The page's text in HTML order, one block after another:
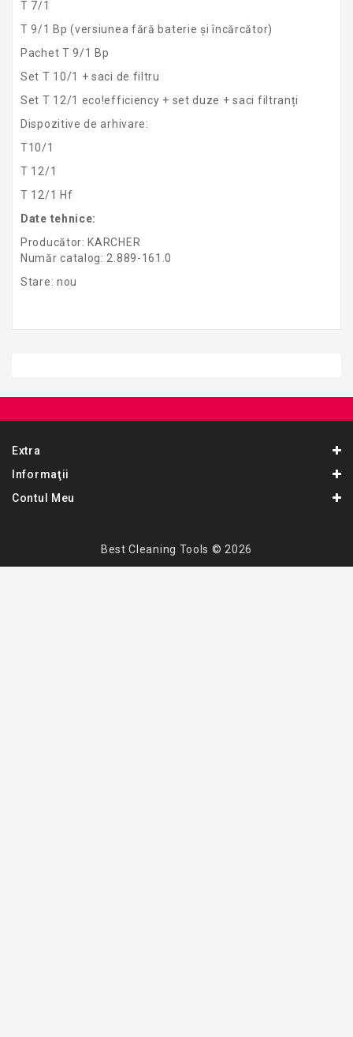
T 7/1
T 9/1 Bp (versiunea fără baterie și încărcător)
Pachet T 9/1 Bp
Set T 10/1 + saci de filtru
Set T 12/1 eco!efficiency + set duze + saci filtranți
Dispozitive de arhivare:
T10/1
T 12/1
T 12/1 Hf
Date tehnice:
Producător: KARCHER
Număr catalog: 2.889-161.0
Stare: nou
Extra
Informaţii
Contul Meu
Best Cleaning Tools © 2026